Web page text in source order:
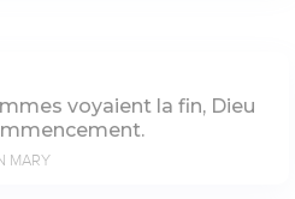
voyaient la fin, Dieu
MARY